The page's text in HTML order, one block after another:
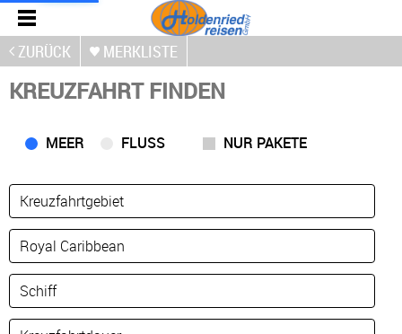
ZURÜCK MERKLISTE
KREUZFAHRT FINDEN
MEER FLUSS NUR PAKETE